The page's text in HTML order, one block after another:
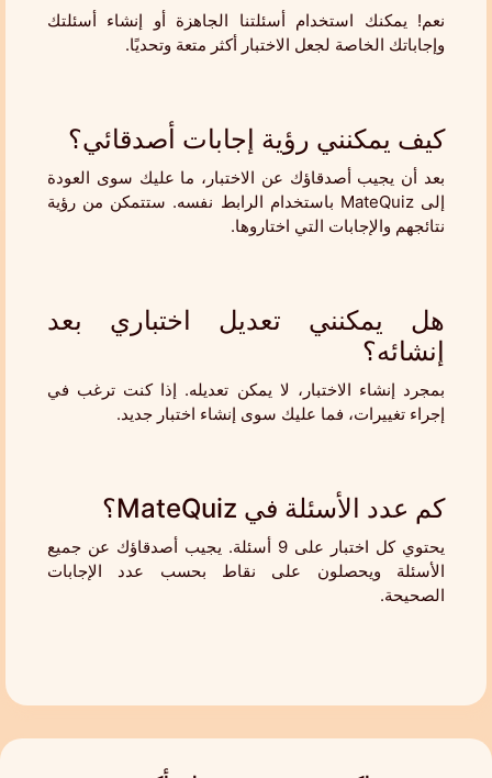
نعم! يمكنك استخدام أسئلتنا الجاهزة أو إنشاء أسئلتك
وإجاباتك الخاصة لجعل الاختبار أكثر متعة وتحديًا.
كيف يمكنني رؤية إجابات أصدقائي؟
بعد أن يجيب أصدقاؤك عن الاختبار، ما عليك سوى العودة
إلى MateQuiz باستخدام الرابط نفسه. ستتمكن من رؤية
نتائجهم والإجابات التي اختاروها.
هل يمكنني تعديل اختباري بعد
إنشائه؟
بمجرد إنشاء الاختبار، لا يمكن تعديله. إذا كنت ترغب في
إجراء تغييرات، فما عليك سوى إنشاء اختبار جديد.
كم عدد الأسئلة في MateQuiz؟
يحتوي كل اختبار على 9 أسئلة. يجيب أصدقاؤك عن جميع
الأسئلة ويحصلون على نقاط بحسب عدد الإجابات
الصحيحة.